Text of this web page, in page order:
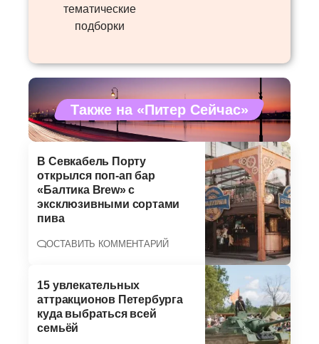
тематические
подборки
Также на «Питер Сейчас»
В Севкабель Порту
открылся поп-ап бар
«Балтика Brew» с
эксклюзивными сортами
пива
ОСТАВИТЬ КОММЕНТАРИЙ
15 увлекательных
аттракционов Петербурга
куда выбраться всей
семьёй